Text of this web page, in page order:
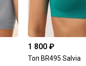
1 800 ₽
Топ BR495 Salvia